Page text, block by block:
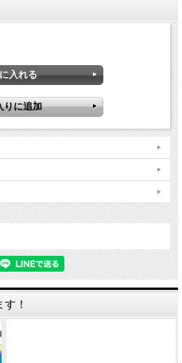
スが入荷しました。
スペアレンズ、ティアオフ等ゴーグルに
とまとめに収納できる多機能ケースで
ンを外せば7?8個は収納可）ティアオ
す。
！